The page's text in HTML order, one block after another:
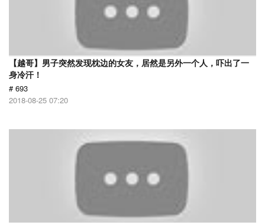
【越哥】男子突然发现枕边的女友，居然是另外一个人，吓出了一
身冷汗！
# 693
2018-08-25 07:20